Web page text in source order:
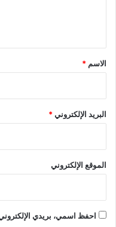
*
الاسم *
البريد الإلكتروني*
الموقع الإلكتروني
احفظ اسمي، بريدي